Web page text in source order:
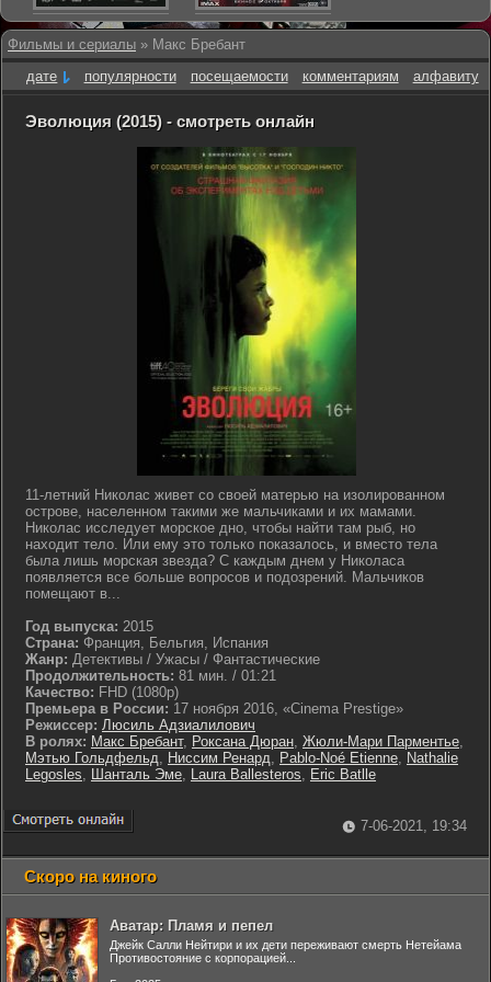
Фильмы и сериалы » Макс Бребант
дате
популярности посещаемости комментариям алфавиту
Эволюция (2015) - смотреть онлайн
11-летний Николас живет со своей матерью на изолированном
острове, населенном такими же мальчиками и их мамами.
Николас исследует морское дно, чтобы найти там рыб, но
находит тело. Или ему это только показалось, и вместо тела
была лишь морская звезда? С каждым днем у Николаса
появляется все больше вопросов и подозрений. Мальчиков
помещают в...
Год выпуска: 2015
Страна: Франция, Бельгия, Испания
Жанр: Детективы / Ужасы / Фантастические
Продолжительность: 81 мин. / 01:21
Качество: FHD (1080p)
Премьера в России: 17 ноября 2016, «Cinema Prestige»
Режиссер: Люсиль Адзиалилович
В ролях: Макс Бребант, Роксана Дюран, Жюли-Мари Парментье,
Мэтью Гольдфельд, Ниссим Ренард, Pablo-Noé Etienne, Nathalie
Legosles, Шанталь Эме, Laura Ballesteros, Eric Batlle
7-06-2021, 19:34
Скоро на киного
Аватар: Пламя и пепел
Джейк Салли Нейтири и их дети переживают смерть Нетейама
Противостояние с корпорацией...